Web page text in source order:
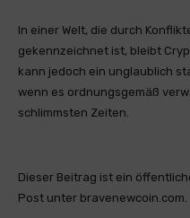
In einer Welt, die durch
gekennzeichnet ist, bleibt
kann jedoch ein unglaublich
wenn es ordnungsgemäß
schlimmsten Zeiten.
Dieser Beitrag ist ein
Post unter bravenewcoin.com.